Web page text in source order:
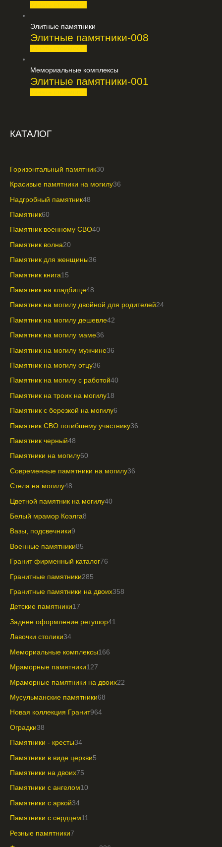
Элитные памятники
Элитные памятники-008
Мемориальные комплексы
Элитные памятники-001
КАТАЛОГ
Горизонтальный памятник30
Красивые памятники на могилу36
Надгробный памятник48
Памятник60
Памятник военному СВО40
Памятник волна20
Памятник для женщины36
Памятник книга15
Памятник на кладбище48
Памятник на могилу двойной для родителей24
Памятник на могилу дешевле42
Памятник на могилу маме36
Памятник на могилу мужчине36
Памятник на могилу отцу36
Памятник на могилу с работой40
Памятник на троих на могилу18
Памятник с березкой на могилу6
Памятник СВО погибшему участнику36
Памятник черный48
Памятники на могилу60
Современные памятники на могилу36
Стела на могилу48
Цветной памятник на могилу40
Белый мрамор Коэлга8
Вазы, подсвечники9
Военные памятники85
Гранит фирменный каталог76
Гранитные памятники285
Гранитные памятники на двоих358
Детские памятники17
Заднее оформление ретушор41
Лавочки столики34
Мемориальные комплексы166
Мраморные памятники127
Мраморные памятники на двоих22
Мусульманские памятники68
Новая коллекция Гранит964
Оградки38
Памятники - кресты34
Памятники в виде церкви5
Памятники на двоих75
Памятники с ангелом10
Памятники с аркой34
Памятники с сердцем11
Резные памятники7